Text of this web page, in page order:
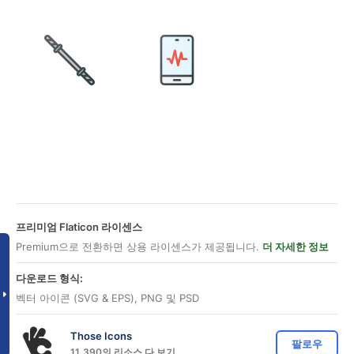
프리미엄 Flaticon 라이센스
Premium으로 전환하면 상용 라이센스가 제공됩니다. 더 자세한 정보
다운로드 형식:
벡터 아이콘 (SVG & EPS), PNG 및 PSD
Those Icons
11,390의 리소스 다 보기
팔로우